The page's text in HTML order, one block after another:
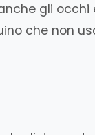
gli occhi
che non